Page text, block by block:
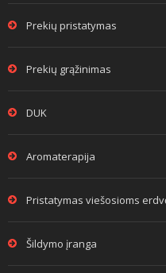
Prekių pristatymas
Prekių grąžinimas
DUK
Aromaterapija
Pristatymas viešosioms
Šildymo įranga